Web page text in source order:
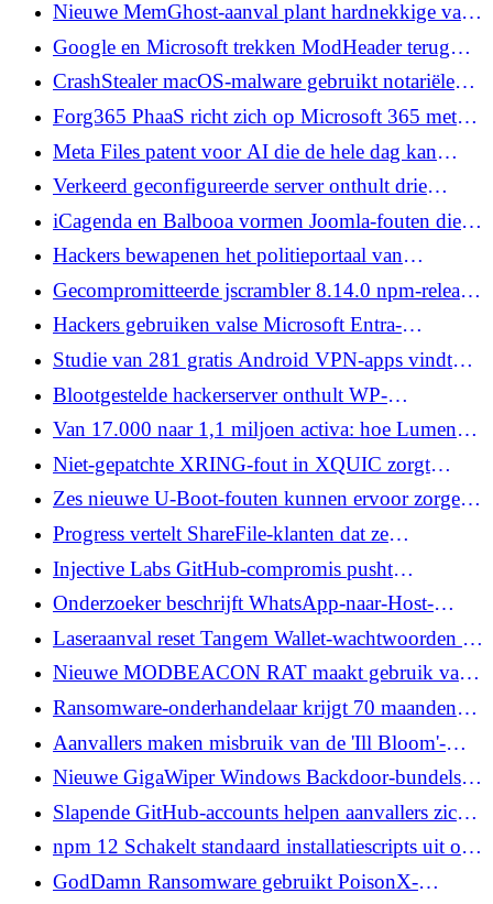
analistencopiloten
Nieuwe MemGhost-aanval plant hardnekkige valse
herinneringen bij AI-agenten via één e-mail
Google en Microsoft trekken ModHeader terug
met 1,6 miljoen installaties nadat slapende
Collector is gevonden
CrashStealer macOS-malware gebruikt notariële
dropper om poortwachtercontroles te doorstaan
Forg365 PhaaS richt zich op Microsoft 365 met
apparaatcode en AitM-sessiediefstal
Meta Files patent voor AI die de hele dag kan
luisteren en bijhouden hoe u zich voelt
Verkeerd geconfigureerde server onthult drie
Evilginx-phishing-operaties gericht op Microsoft
365
iCagenda en Balbooa vormen Joomla-fouten die
naar verluidt zijn uitgebuit als Zero-Days
Hackers bewapenen het politieportaal van
Balochistan in spionagecampagnes met meerdere
groepen
Gecompromitteerde jscrambler 8.14.0 npm-release
laat roest Infostealer vallen tijdens installatie
Hackers gebruiken valse Microsoft Entra-
toegangssleutelregistratie om toegang te krijgen tot
Microsoft 365
Studie van 281 gratis Android VPN-apps vindt
verkeerslekken, niet-gecodeerde gegevens en
tracking
Blootgestelde hackerserver onthult WP-
SHELLSTORM backdooring van duizenden
WordPress-sites
Van 17.000 naar 1,1 miljoen activa: hoe Lumen
Technologies het belichtingsbeheer op schaal
opnieuw heeft opgebouwd
Niet-gepatchte XRING-fout in XQUIC zorgt
ervoor dat externe clients HTTP/3-servers laten
crashen
Zes nieuwe U-Boot-fouten kunnen ervoor zorgen
dat kwaadaardige afbeeldingen apparaten laten
crashen of code uitvoeren tijdens het opstarten
Progress vertelt ShareFile-klanten dat ze
opslagzonecontrollers moeten afsluiten vanwege
beveiligingsbedreigingen
Injective Labs GitHub-compromis pusht
portemonnee-sleutelstelende npm-pakketten
Onderzoeker beschrijft WhatsApp-naar-Host-
aanvalsketen met behulp van drie OpenClaw-
fouten
Laseraanval reset Tangem Wallet-wachtwoorden op
kaarten die niet kunnen worden gepatcht
Nieuwe MODBEACON RAT maakt gebruik van
gRPC-streaming voor gecodeerd C2-verkeer
Ransomware-onderhandelaar krijgt 70 maanden
gevangenisstraf voor hulp aan BlackCat-aanvallen
Aanvallers maken misbruik van de 'Ill Bloom'-
kwetsbaarheid om $3,1 miljoen uit
cryptocurrency-portefeuilles te halen
Nieuwe GigaWiper Windows Backdoor-bundels
Schijf wissen, valse ransomware en spyware
Slapende GitHub-accounts helpen aanvallers zich
te mengen terwijl ze bedrijfsorganisaties in kaart
brengen
npm 12 Schakelt standaard installatiescripts uit om
het risico op toeleveringsketens te verminderen
GodDamn Ransomware gebruikt PoisonX-